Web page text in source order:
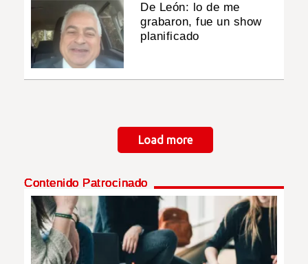
De León: lo de me
grabaron, fue un show
planificado
Load more
Contenido Patrocinado